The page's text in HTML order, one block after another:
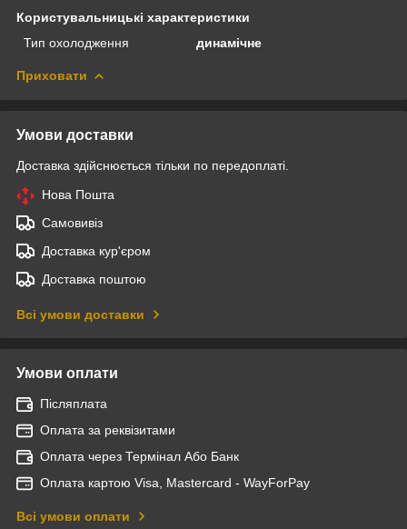
Користувальницькі характеристики
Тип охолодження
динамічне
Приховати
Умови доставки
Доставка здійснюється тільки по передоплаті.
Нова Пошта
Самовивіз
Доставка кур'єром
Доставка поштою
Всі умови доставки
Умови оплати
Післяплата
Оплата за реквізитами
Оплата через Термінал Або Банк
Оплата картою Visa, Mastercard - WayForPay
Всі умови оплати